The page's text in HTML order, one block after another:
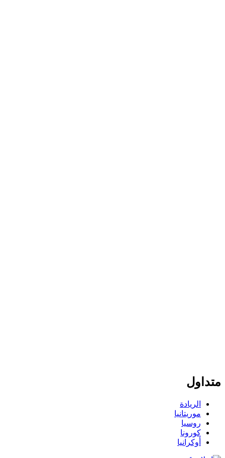
متداول
الريادة
موريتانيا
روسيا
كورونا
أوكرانيا